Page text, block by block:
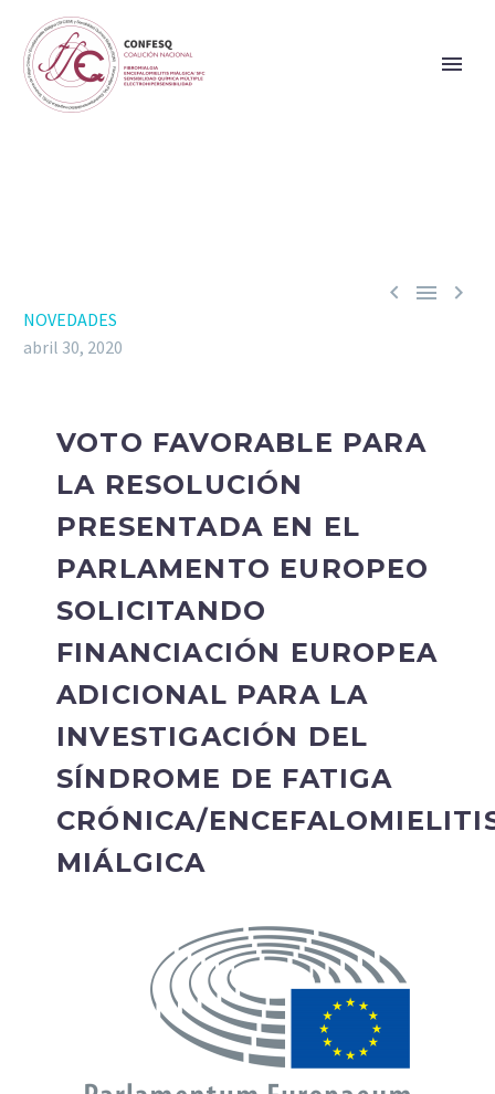
  
NOVEDADES
abril 30, 2020
VOTO FAVORABLE PARA
LA RESOLUCIÓN
PRESENTADA EN EL
PARLAMENTO EUROPEO
SOLICITANDO
FINANCIACIÓN EUROPEA
ADICIONAL PARA LA
INVESTIGACIÓN DEL
SÍNDROME DE FATIGA
CRÓNICA/
MIÁLGICA